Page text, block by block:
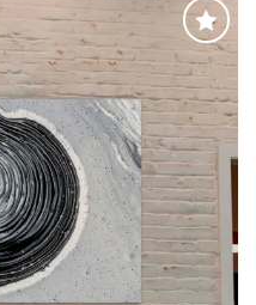
Adaugă
la
favorite